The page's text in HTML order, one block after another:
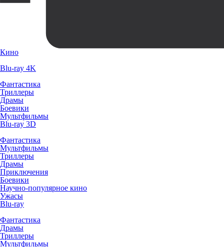
Кино
Blu-ray 4K
Фантастика
Триллеры
Драмы
Боевики
Мультфильмы
Blu-ray 3D
Фантастика
Мультфильмы
Триллеры
Драмы
Приключения
Боевики
Научно-популярное кино
Ужасы
Blu-ray
Фантастика
Драмы
Триллеры
Мультфильмы